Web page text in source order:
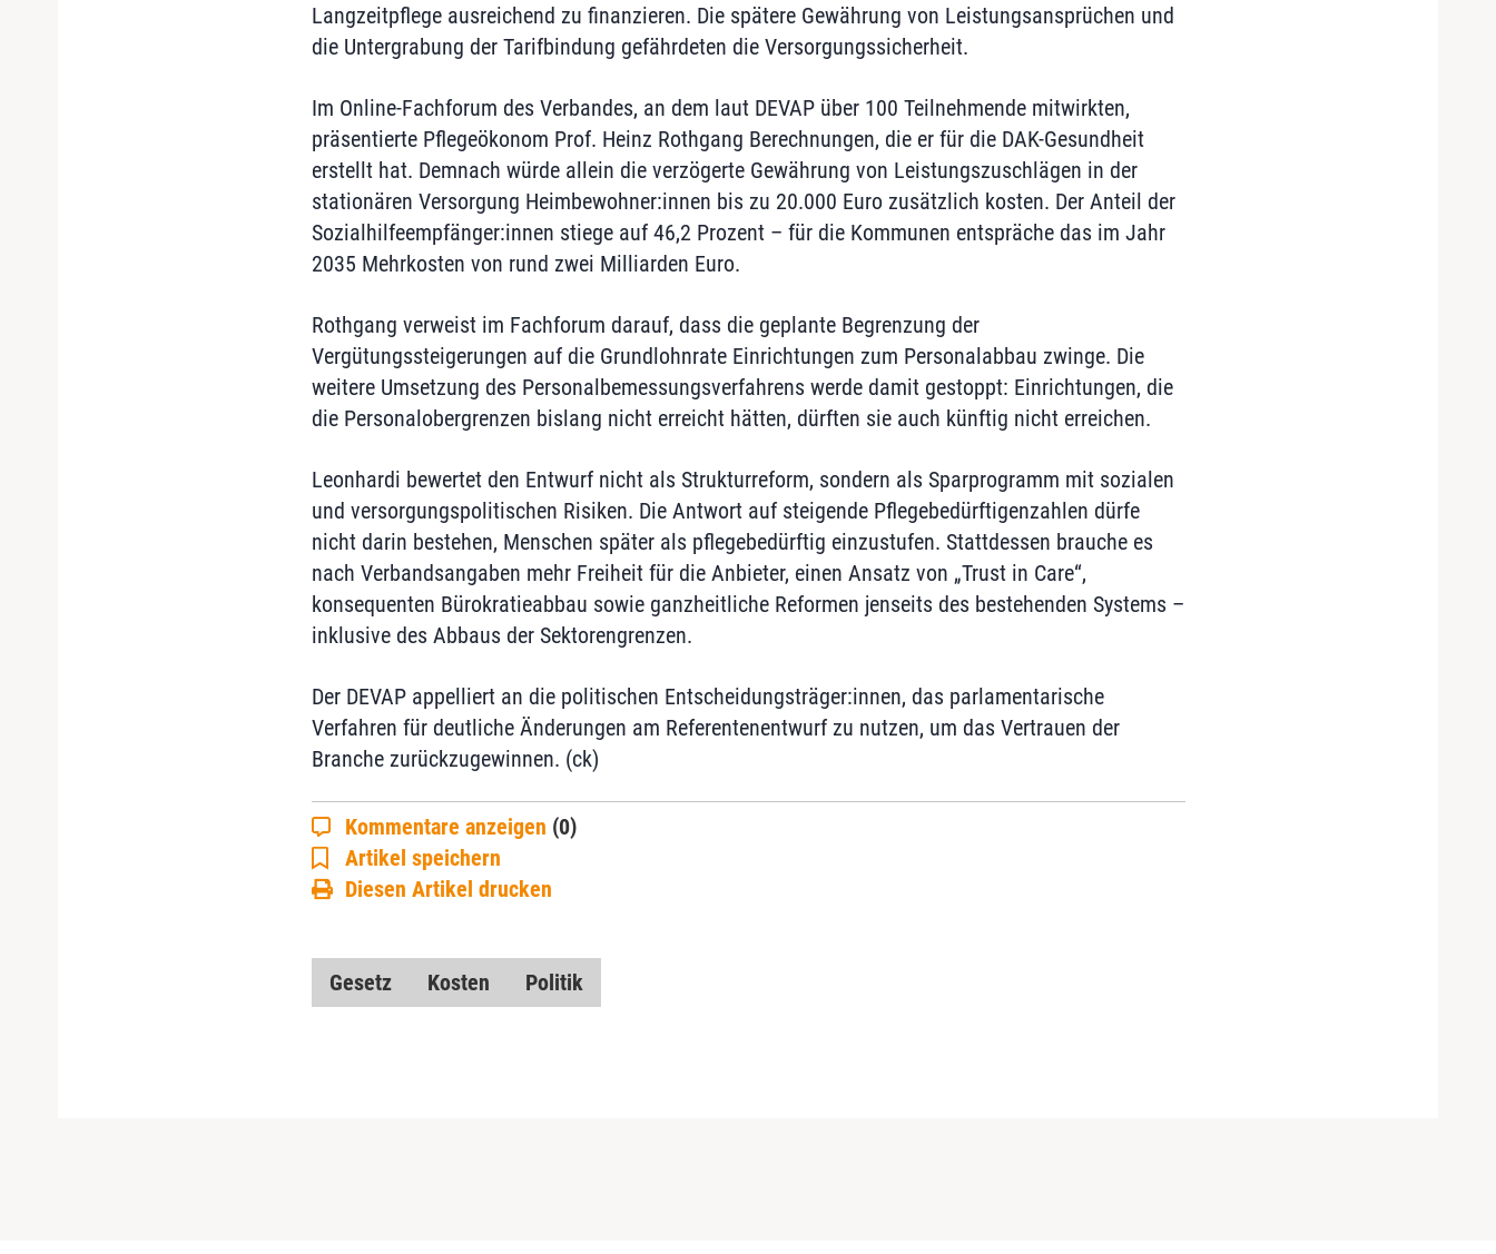
Langzeitpflege ausreichend zu finanzieren. Die spätere Gewährung von Leistungsansprüchen und
die Untergrabung der Tarifbindung gefährdeten die Versorgungssicherheit.
Im Online-Fachforum des Verbandes, an dem laut DEVAP über 100 Teilnehmende mitwirkten,
präsentierte Pflegeökonom Prof. Heinz Rothgang Berechnungen, die er für die DAK-Gesundheit
erstellt hat. Demnach würde allein die verzögerte Gewährung von Leistungszuschlägen in der
stationären Versorgung Heimbewohner:innen bis zu 20.000 Euro zusätzlich kosten. Der Anteil der
Sozialhilfeempfänger:innen stiege auf 46,2 Prozent – für die Kommunen entspräche das im Jahr
2035 Mehrkosten von rund zwei Milliarden Euro.
Rothgang verweist im Fachforum darauf, dass die geplante Begrenzung der
Vergütungssteigerungen auf die Grundlohnrate Einrichtungen zum Personalabbau zwinge. Die
weitere Umsetzung des Personalbemessungsverfahrens werde damit gestoppt: Einrichtungen, die
die Personalobergrenzen bislang nicht erreicht hätten, dürften sie auch künftig nicht erreichen.
Leonhardi bewertet den Entwurf nicht als Strukturreform, sondern als Sparprogramm mit sozialen
und versorgungspolitischen Risiken. Die Antwort auf steigende Pflegebedürftigenzahlen dürfe
nicht darin bestehen, Menschen später als pflegebedürftig einzustufen. Stattdessen brauche es
nach Verbandsangaben mehr Freiheit für die Anbieter, einen Ansatz von „Trust in Care“,
konsequenten Bürokratieabbau sowie ganzheitliche Reformen jenseits des bestehenden Systems –
inklusive des Abbaus der Sektorengrenzen.
Der DEVAP appelliert an die politischen Entscheidungsträger:innen, das parlamentarische
Verfahren für deutliche Änderungen am Referentenentwurf zu nutzen, um das Vertrauen der
Branche zurückzugewinnen. (ck)
Kommentare anzeigen (0)
Artikel speichern
Diesen Artikel drucken
Gesetz Kosten Politik